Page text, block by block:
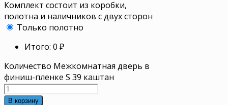
Комплект состоит из коробки,
полотна и наличников с двух сторон
Только полотно
Итого: 0 ₽
Количество Межкомнатная дверь в
финиш-пленке S 39 каштан
В корзину